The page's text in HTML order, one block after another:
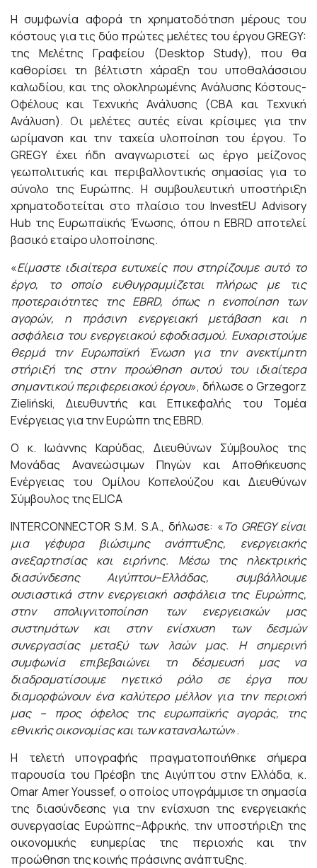
Η συμφωνία αφορά τη χρηματοδότηση μέρους του
κόστους για τις δύο πρώτες μελέτες του έργου GREGY:
της Μελέτης Γραφείου (Desktop Study), που θα
καθορίσει τη βέλτιστη χάραξη του υποθαλάσσιου
καλωδίου, και της ολοκληρωμένης Ανάλυσης Κόστους-
Οφέλους και Τεχνικής Ανάλυσης (CBA και Τεχνική
Ανάλυση). Οι μελέτες αυτές είναι κρίσιμες για την
ωρίμανση και την ταχεία υλοποίηση του έργου. Το
GREGY έχει ήδη αναγνωριστεί ως έργο μείζονος
γεωπολιτικής και περιβαλλοντικής σημασίας για το
σύνολο της Ευρώπης. Η συμβουλευτική υποστήριξη
χρηματοδοτείται στο πλαίσιο του InvestEU Advisory
Hub της Ευρωπαϊκής Ένωσης, όπου η EBRD αποτελεί
βασικό εταίρο υλοποίησης.
«Είμαστε ιδιαίτερα ευτυχείς που στηρίζουμε αυτό το
έργο, το οποίο ευθυγραμμίζεται πλήρως με τις
προτεραιότητες της EBRD, όπως η ενοποίηση των
αγορών, η πράσινη ενεργειακή μετάβαση και η
ασφάλεια του ενεργειακού εφοδιασμού. Ευχαριστούμε
θερμά την Ευρωπαϊκή Ένωση για την ανεκτίμητη
στήριξή της στην προώθηση αυτού του ιδιαίτερα
σημαντικού περιφερειακού έργου», δήλωσε ο Grzegorz
Zieliński, Διευθυντής και Επικεφαλής του Τομέα
Ενέργειας για την Ευρώπη της EBRD.
Ο κ. Ιωάννης Καρύδας, Διευθύνων Σύμβουλος της
Μονάδας Ανανεώσιμων Πηγών και Αποθήκευσης
Ενέργειας του Ομίλου Κοπελούζου και Διευθύνων
Σύμβουλος της ELICA
INTERCONNECTOR S.M. S.A., δήλωσε: «Το GREGYείναι
μια γέφυρα βιώσιμης ανάπτυξης, ενεργειακής
ανεξαρτησίας και ειρήνης. Μέσω της ηλεκτρικής
διασύνδεσης Αιγύπτου–Ελλάδας, συμβάλλουμε
ουσιαστικά στην ενεργειακή ασφάλεια της Ευρώπης,
στην απολιγνιτοποίηση των ενεργειακών μας
συστημάτων και στην ενίσχυση των δεσμών
συνεργασίας μεταξύ των λαών μας. Η σημερινή
συμφωνία επιβεβαιώνει τη δέσμευσή μας να
διαδραματίσουμε ηγετικό ρόλο σε έργα που
διαμορφώνουν ένα καλύτερο μέλλον για την περιοχή
μας – προς όφελος της ευρωπαϊκής αγοράς, της
εθνικής οικονομίας και των καταναλωτών».
Η τελετή υπογραφής πραγματοποιήθηκε σήμερα
παρουσία του Πρέσβη της Αιγύπτου στην Ελλάδα, κ.
Omar Amer Youssef, ο οποίος υπογράμμισε τη σημασία
της διασύνδεσης για την ενίσχυση της ενεργειακής
συνεργασίας Ευρώπης–Αφρικής, την υποστήριξη της
οικονομικής ευημερίας της περιοχής και την
προώθηση της κοινής πράσινης ανάπτυξης.